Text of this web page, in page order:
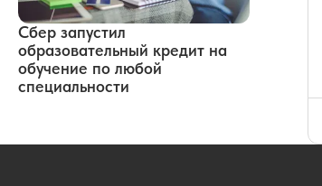
Сбер запустил
образовательный кредит на
обучение по любой
специальности